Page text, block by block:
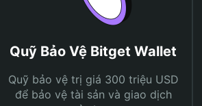
Quỹ Bảo Vệ Bitget Wallet
Quỹ bảo vệ trị giá 300 triệu USD
để bảo vệ tài sản và giao dịch